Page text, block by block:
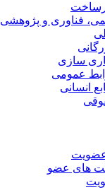
فناوری و پژوهشی
سازی
عمومی
انسانی
های عضو